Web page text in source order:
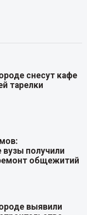
снесут кафе
тарелки
получили
общежитий
выявили